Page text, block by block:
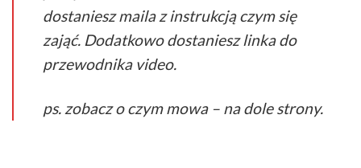
dostaniesz maila z instrukcją czym się
zająć. Dodatkowo dostaniesz linka do
przewodnika video.
ps. zobacz o czym mowa – na dole strony.